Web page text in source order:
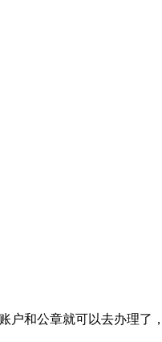
户和公章就可以去办理了